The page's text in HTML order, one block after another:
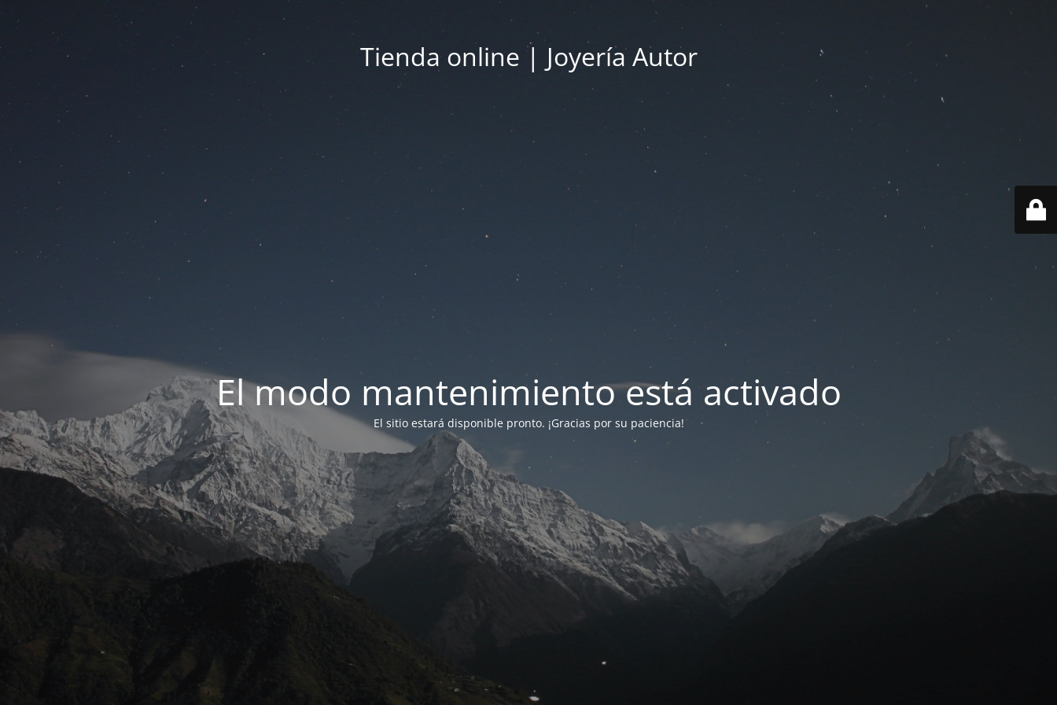
Tienda online | Joyería Autor
El modo mantenimiento está activado
El sitio estará disponible pronto. ¡Gracias por su paciencia!